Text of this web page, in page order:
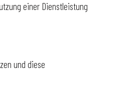
einer Dienstleistung
und diese